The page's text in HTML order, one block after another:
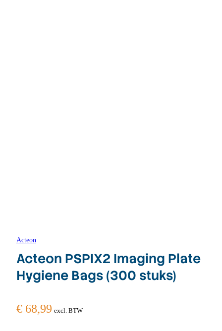
Acteon
Acteon PSPIX2 Imaging Plate
Hygiene Bags (300 stuks)
€ 68,99 excl. BTW